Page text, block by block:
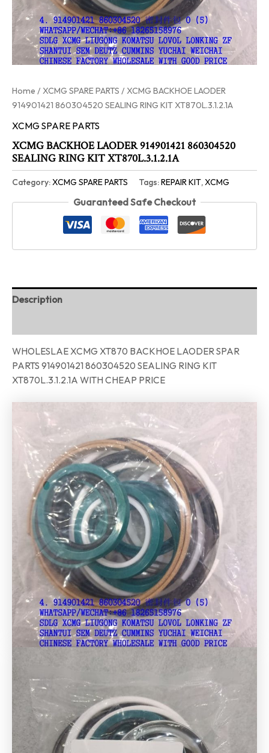
Home /XCMG SPARE PARTS / XCMG BACKHOE LAODER
914901421 860304520 SEALING RING KIT XT870L.3.1.2.1A
XCMG SPARE PARTS
XCMG BACKHOE LAODER 914901421 860304520
SEALING RING KIT XT870L.3.1.2.1A
Category:XCMG SPARE PARTS Tags:REPAIR KIT,XCMG
Guaranteed Safe Checkout
Description
WHOLESLAE XCMG XT870 BACKHOE LAODER SPAR
PARTS 914901421 860304520 SEALING RING KIT
XT870L.3.1.2.1A WITH CHEAP PRICE